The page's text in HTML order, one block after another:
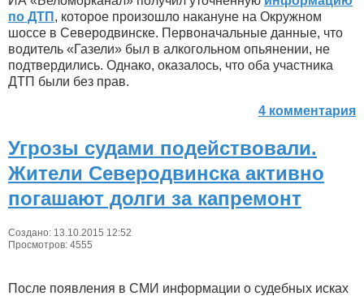
по ДТП , которое произошло накануне на Окружном
шоссе в Северодвинске. Первоначальные данные, что
водитель «Газели» был в алкогольном опьянении, не
подтвердились. Однако, оказалось, что оба участника
ДТП были без прав.
4 комментария
Угрозы судами подействовали.
Жители Северодвинска активно
погашают долги за капремонт
Создано: 13.10.2015 12:52
Просмотров: 4555
После появления в СМИ информации о судебных исках